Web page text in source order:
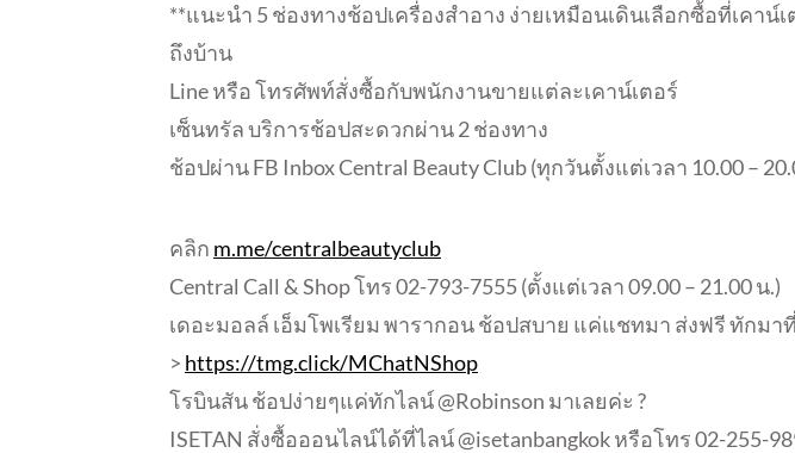
**แนะนำ 5 ช่องทางช้อปเครื่องสำอาง ง่ายเหมือนเดินเลือกซื้อที่เคาน์
ถึงบ้าน
Line หรือ โทรศัพท์สั่งซื้อกับพนักงานขายแต่ละเคาน์เตอร์
เซ็นทรัล บริการช้อปสะดวกผ่าน 2 ช่องทาง
ช้อปผ่าน FB Inbox Central Beauty Club (ทุกวันตั้งแต่เวลา 10.00 –
คลิก m.me/centralbeautyclub
Central Call & Shop โทร 02-793-7555 (ตั้งแต่เวลา 09.00 – 21.00 น.)
เดอะมอลล์ เอ็มโพเรียม พารากอน ช้อปสบาย แค่แชทมา ส่งฟรี ทักมา
> https://tmg.click/MChatNShop
โรบินสัน ช้อปง่ายๆแค่ทักไลน์ @Robinson มาเลยค่ะ ?
ISETAN สั่งซื้อออนไลน์ได้ที่ไลน์ @isetanbangkok หรือโทร 02-255-